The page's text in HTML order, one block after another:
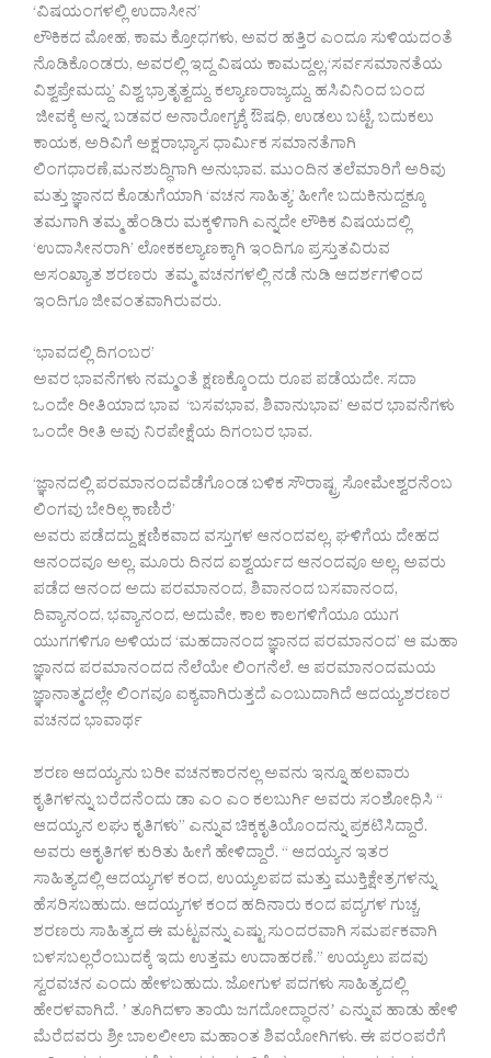
‘ವಿಷಯಂಗಳಲ್ಲಿ ಉದಾಸೀನ’
ಲೌಕಿಕದ ಮೋಹ, ಕಾಮ ಕ್ರೋಧಗಳು, ಅವರ ಹತ್ತಿರ ಎಂದೂ ಸುಳಿಯದಂತೆ
ನೊಡಿಕೊಂಡರು, ಅವರಲ್ಲಿ ಇದ್ದ ವಿಷಯ ಕಾಮದ್ದಲ್ಲ,‘ಸರ್ವಸಮಾನತೆಯ
ವಿಶ್ವಪ್ರೇಮದ್ದು’ ವಿಶ್ವ ಭ್ರಾತೃತ್ವದ್ದು, ಕಲ್ಯಾಣರಾಜ್ಯದ್ದು, ಹಸಿವಿನಿಂದ ಬಂದ
ಜೀವಕ್ಕೆ ಅನ್ನ. ಬಡವರ ಅನಾರೋಗ್ಯಕ್ಕೆ ಔಷಧಿ, ಉಡಲು ಬಟ್ಟೆ, ಬದುಕಲು
ಕಾಯಕ, ಅರಿವಿಗೆ ಅಕ್ಷರಾಭ್ಯಾಸ ಧಾರ್ಮಿಕ ಸಮಾನತೆಗಾಗಿ
ಲಿಂಗಧಾರಣೆ,ಮನಶುದ್ಧಿಗಾಗಿ ಅನುಭಾವ. ಮುಂದಿನ ತಲೆಮಾರಿಗೆ ಅರಿವು
ಮತ್ತು ಜ್ಞಾನದ ಕೊಡುಗೆಯಾಗಿ ‘ವಚನ ಸಾಹಿತ್ಯ’ ಹೀಗೇ ಬದುಕಿನುದ್ದಕ್ಕೂ
ತಮಗಾಗಿ ತಮ್ಮ ಹೆಂಡಿರು ಮಕ್ಕಳಿಗಾಗಿ ಎನ್ನದೇ ಲೌಕಿಕ ವಿಷಯದಲ್ಲಿ
‘ಉದಾಸೀನರಾಗಿ’ ಲೋಕಕಲ್ಯಾಣಕ್ಕಾಗಿ ಇಂದಿಗೂ ಪ್ರಸ್ತುತವಿರುವ
ಅಸಂಖ್ಯಾತ ಶರಣರು ತಮ್ಮ ವಚನಗಳಲ್ಲಿ ನಡೆ ನುಡಿ ಆದರ್ಶಗಳಿಂದ
ಇಂದಿಗೂ ಜೀವಂತವಾಗಿರುವರು.
‘ಭಾವದಲ್ಲಿ ದಿಗಂಬರ’
ಅವರ ಭಾವನೆಗಳು ನಮ್ಮಂತೆ ಕ್ಷಣಕ್ಕೊಂದು ರೂಪ ಪಡೆಯದೇ. ಸದಾ
ಒಂದೇ ರೀತಿಯಾದ ಭಾವ ‘ಬಸವಭಾವ, ಶಿವಾನುಭಾವ’ ಅವರ ಭಾವನೆಗಳು
ಒಂದೇ ರೀತಿ ಅವು ನಿರಪೇಕ್ಷೆಯ ದಿಗಂಬರ ಭಾವ.
‘ಜ್ಞಾನದಲ್ಲಿ ಪರಮಾನಂದವೆಡೆಗೊಂಡ ಬಳಿಕ ಸೌರಾಷ್ಟ್ರ ಸೋಮೇಶ್ವರನೆಂಬ
ಲಿಂಗವು ಬೇರಿಲ್ಲ ಕಾಣಿರೆ’
ಅವರು ಪಡೆದದ್ದು ಕ್ಷಣಿಕವಾದ ವಸ್ತುಗಳ ಆನಂದವಲ್ಲ, ಘಳಿಗೆಯ ದೇಹದ
ಆನಂದವೂ ಅಲ್ಲ. ಮೂರು ದಿನದ ಐಶ್ವರ್ಯದ ಆನಂದವೂ ಅಲ್ಲ, ಅವರು
ಪಡೆದ ಆನಂದ ಅದು ಪರಮಾನಂದ, ಶಿವಾನಂದ ಬಸವಾನಂದ,
ದಿವ್ಯಾನಂದ, ಭವ್ಯಾನಂದ, ಅದುವೇ, ಕಾಲ ಕಾಲಗಳಿಗೆಯೂ ಯುಗ
ಯುಗಗಳಿಗೂ ಅಳಿಯದ ‘ಮಹದಾನಂದ ಜ್ಞಾನದ ಪರಮಾನಂದ’ ಆ ಮಹಾ
ಜ್ಞಾನದ ಪರಮಾನಂದದ ನೆಲೆಯೇ ಲಿಂಗನೆಲೆ. ಆ ಪರಮಾನಂದಮಯ
ಜ್ಞಾನಾತ್ಮದಲ್ಲೇ ಲಿಂಗವೂ ಐಕ್ಯವಾಗಿರುತ್ತದೆ ಎಂಬುದಾಗಿದೆ ಆದಯ್ಯಶರಣರ
ವಚನದ ಭಾವಾರ್ಥ
ಶರಣ ಆದಯ್ಯನು ಬರೀ ವಚನಕಾರನಲ್ಲ ಅವನು ಇನ್ನೂ ಹಲವಾರು
ಕೃತಿಗಳನ್ನು ಬರೆದನೆಂದು ಡಾ ಎಂ ಎಂ ಕಲಬುರ್ಗಿ ಅವರು ಸಂಶೋಧಿಸಿ “
ಆದಯ್ಯನ ಲಘು ಕೃತಿಗಳು” ಎನ್ನುವ ಚಿಕ್ಕಕೃತಿಯೊಂದನ್ನು ಪ್ರಕಟಿಸಿದ್ದಾರೆ.
ಅವರು ಆಕೃತಿಗಳ ಕುರಿತು ಹೀಗೆ ಹೇಳಿದ್ದಾರೆ. “ ಆದಯ್ಯನ ಇತರ
ಸಾಹಿತ್ಯದಲ್ಲಿ ಆದಯ್ಯಗಳ ಕಂದ, ಉಯ್ಯಲಪದ ಮತ್ತು ಮುಕ್ತಿಕ್ಷೇತ್ರಗಳನ್ನು
ಹೆಸರಿಸಬಹುದು. ಆದಯ್ಯಗಳ ಕಂದ ಹದಿನಾರು ಕಂದ ಪದ್ಯಗಳ ಗುಚ್ಚ,
ಶರಣರು ಸಾಹಿತ್ಯದ ಈ ಮಟ್ಟವನ್ನು ಎಷ್ಟು ಸುಂದರವಾಗಿ ಸಮರ್ಪಕವಾಗಿ
ಬಳಸಬಲ್ಲರೆಂಬುದಕ್ಕೆ ಇದು ಉತ್ತಮ ಉದಾಹರಣೆ.” ಉಯ್ಯಲು ಪದವು
ಸ್ವರವಚನ ಎಂದು ಹೇಳಬಹುದು. ಜೋಗುಳ ಪದಗಳು ಸಾಹಿತ್ಯದಲ್ಲಿ
ಹೇರಳವಾಗಿದೆ. ʼ ತೂಗಿದಳಾ ತಾಯಿ ಜಗದೋದ್ಧಾರನʼ ಎನ್ನುವ ಹಾಡು ಹೇಳಿ
ಮೆರೆದವರು ಶ್ರೀ ಬಾಲಲೀಲಾ ಮಹಾಂತ ಶಿವಯೋಗಿಗಳು. ಈ ಪರಂಪರೆಗೆ